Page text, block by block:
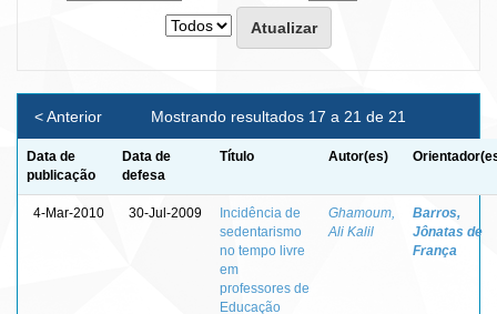
Mostrando resultados 17 a 21 de 21
< Anterior
Data de
publicação
Data de
defesa
Título Autor(es)
4-Mar-2010 30-Jul-2009
Incidência de
sedentarismo
no tempo livre
em
professores de
Educação
Ghamoum,
Ali Kalil
Barros,
Jônatas de
França